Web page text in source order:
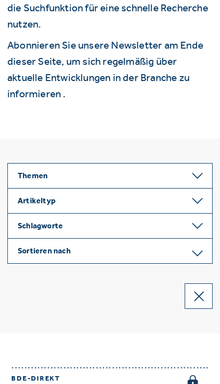
die Suchfunktion für eine schnelle Recherche
nutzen.
Abonnieren Sie unsere Newsletter am Ende
dieser Seite, um sich regelmäßig über
aktuelle Entwicklungen in der Branche zu
informieren .
Themen
Artikeltyp
Schlagworte
Sortieren nach
BDE-DIREKT